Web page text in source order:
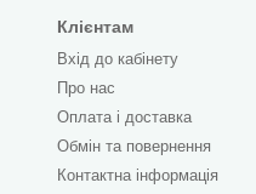
Клієнтам
Вхід до кабінету
Про нас
Оплата і доставка
Обмін та повернення
Контактна інформація